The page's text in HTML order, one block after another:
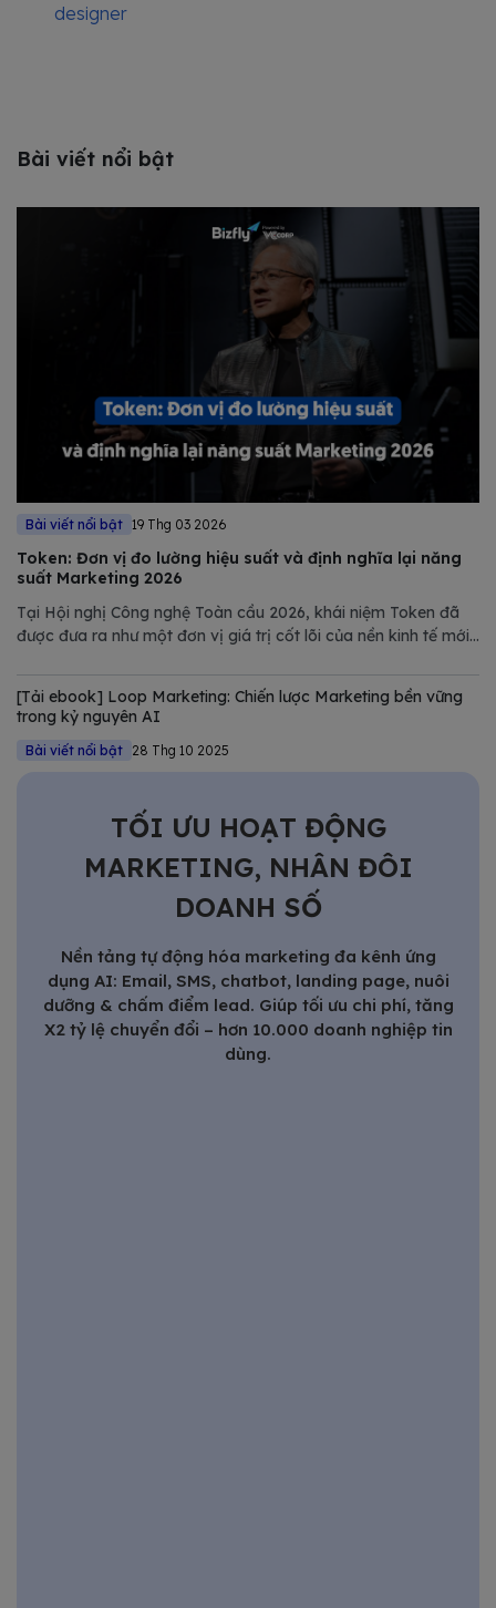
designer
Bài viết nổi bật
Bài viết nổi bật 19 Thg 03 2026
Token: Đơn vị đo lường hiệu suất và định nghĩa lại năng
suất Marketing 2026
Tại Hội nghị Công nghệ Toàn cầu 2026, khái niệm Token đã
được đưa ra như một đơn vị giá trị cốt lõi của nền kinh tế mới.
chúng ta sẽ bỏ lỡ một bước ngoặt quan trọng trong quản trị
Marketing.
[Tải ebook] Loop Marketing: Chiến lược Marketing bền vững
trong kỷ nguyên AI
Bài viết nổi bật 28 Thg 10 2025
TỐI ƯU HOẠT ĐỘNG
MARKETING, NHÂN ĐÔI
DOANH SỐ
Nền tảng tự động hóa marketing đa kênh ứng
dụng AI: Email, SMS, chatbot, landing page, nuôi
dưỡng & chấm điểm lead. Giúp tối ưu chi phí, tăng
X2 tỷ lệ chuyển đổi – hơn 10.000 doanh nghiệp tin
dùng.